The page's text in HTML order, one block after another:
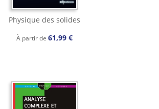
Physique des solides
À partir de 61,99 €